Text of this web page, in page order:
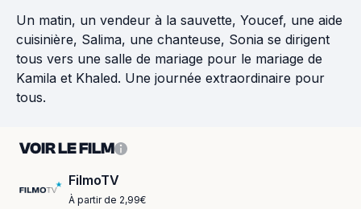
Un matin, un vendeur à la sauvette, Youcef, une aide
cuisinière, Salima, une chanteuse, Sonia se dirigent
tous vers une salle de mariage pour le mariage de
Kamila et Khaled. Une journée extraordinaire pour
tous.
VOIR LE FILM
FilmoTV
À partir de 2,99€